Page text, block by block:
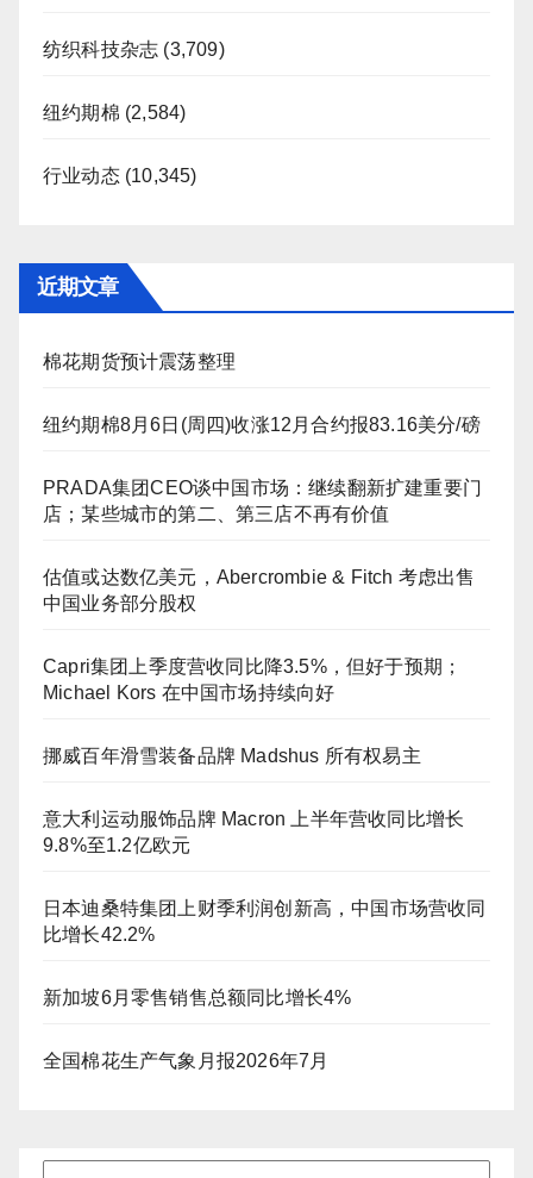
纺织科技杂志 (3,709)
纽约期棉 (2,584)
行业动态(10,345)
近期文章
棉花期货预计震荡整理
纽约期棉8月6日(周四)收涨12月合约报83.16美分/磅
PRADA集团CEO谈中国市场：继续翻新扩建重要门
店；某些城市的第二、第三店不再有价值
估值或达数亿美元，Abercrombie & Fitch 考虑出售
中国业务部分股权
Capri集团上季度营收同比降3.5%，但好于预期；
Michael Kors 在中国市场持续向好
挪威百年滑雪装备品牌 Madshus 所有权易主
意大利运动服饰品牌 Macron 上半年营收同比增长
9.8%至1.2亿欧元
日本迪桑特集团上财季利润创新高，中国市场营收同
比增长42.2%
新加坡6月零售销售总额同比增长4%
全国棉花生产气象月报2026年7月